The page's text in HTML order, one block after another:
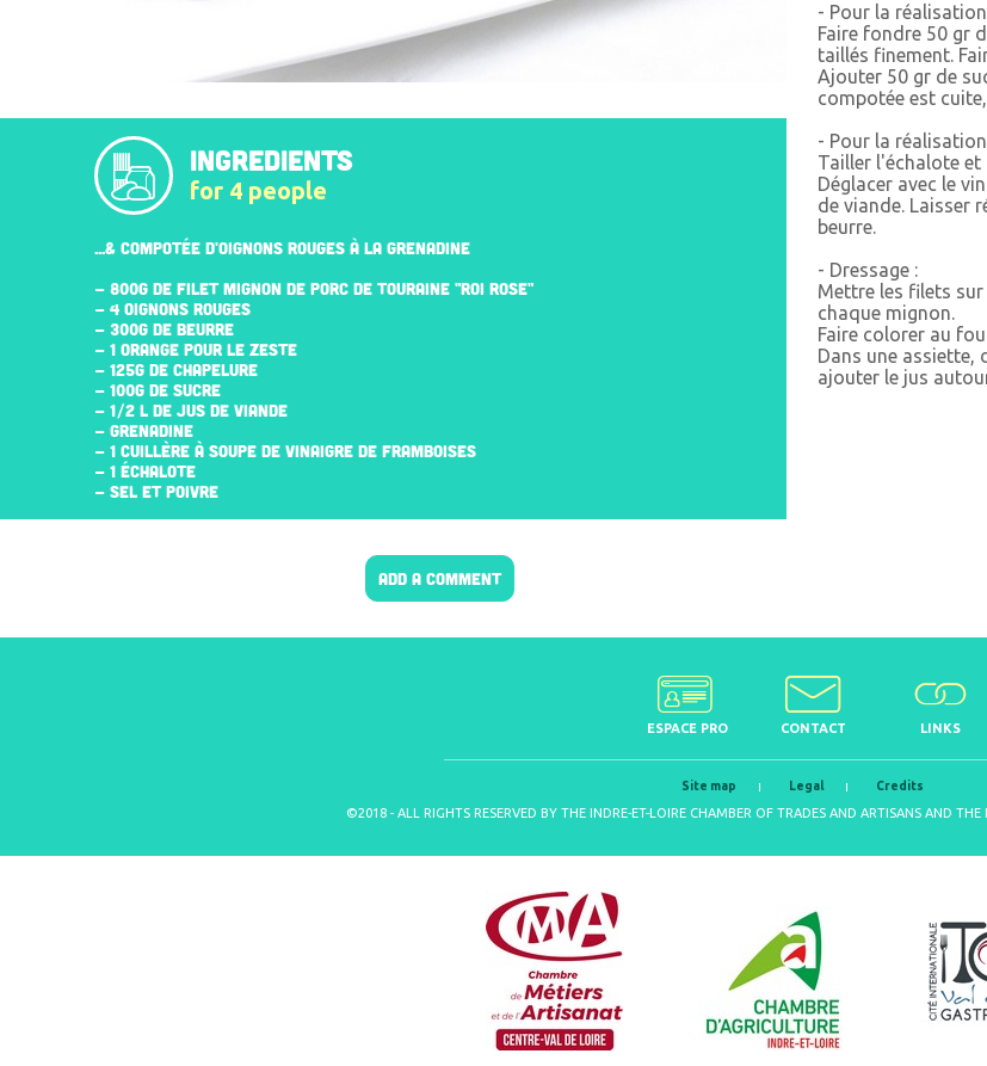
INGREDIENTS
for 4 people
...& COMPOTÉE D'OIGNONS ROUGES À LA GRENADINE
- 800G DE FILET MIGNON DE PORC DE TOURAINE "ROI ROSE"
- 4 OIGNONS ROUGES
- 300G DE BEURRE
- 1 ORANGE POUR LE ZESTE
- 125G DE CHAPELURE
- 100G DE SUCRE
- 1/2 L DE JUS DE VIANDE
- GRENADINE
- 1 CUILLÈRE À SOUPE DE VINAIGRE DE FRAMBOISES
- 1 ÉCHALOTE
- SEL ET POIVRE
ADD A COMMENT
- Pour la
Faire fondre 50 gr
taillés finement.
Ajouter 50 gr de
compotée est
- Pour la
Tailler l'échalote
Déglacer avec le
de viande. Laisser
beurre.
- Dressage :
Mettre les filets
chaque mignon.
Faire colorer au
Dans une assiette,
ajouter le jus
ESPACE PRO CONTACT LINKS
Site map Legal Credits
©2018 - ALL RIGHTS RESERVED BY THE INDRE-ET-LOIRE CHAMBER OF TRADES AND ARTISANS AND THE